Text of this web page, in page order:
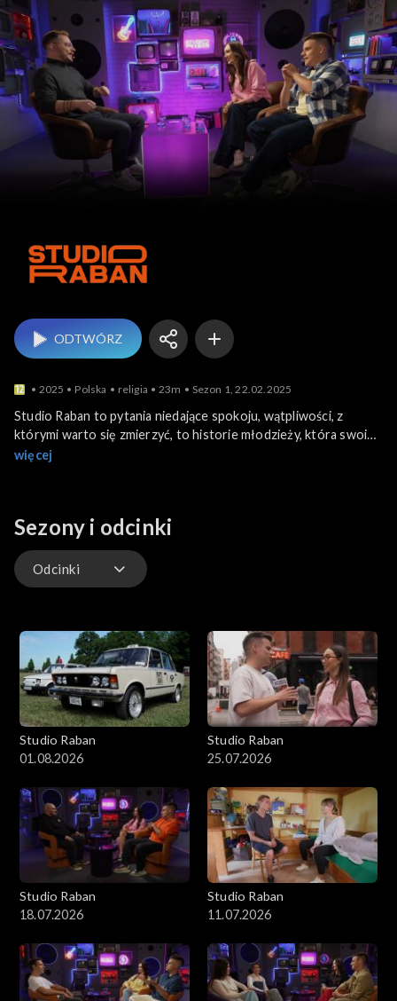
Studio Raban
ODTWÓRZ
2025 Polska religia 23m Sezon 1, 22.02.2025
Studio Raban to pytania niedające spokoju, wątpliwości, z
którymi warto się zmierzyć, to historie młodzieży, która swoim
życiem i działaniem inspiruje innych. Z niektórymi bohaterami
programie zagoszczą bohaterowie z Polski, jak i z zagranicy.
więcej
Sezony i odcinki
Odcinki
Studio Raban
01.08.2026
Studio Raban
25.07.2026
Studio Raban
18.07.2026
Studio Raban
11.07.2026